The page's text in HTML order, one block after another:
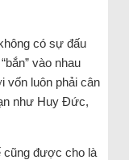
có sự đấu
vào nhau
vốn luôn phải cân
như Huy Đức,
cũng được cho là